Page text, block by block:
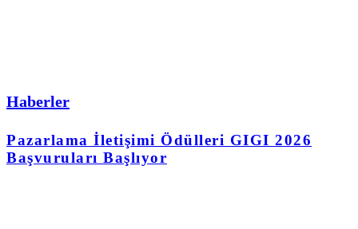
Haberler
Pazarlama İletişimi Ödülleri GIGI 2026
Başvuruları Başlıyor